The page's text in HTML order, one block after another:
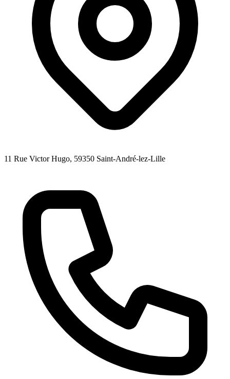
11 Rue Victor Hugo, 59350 Saint-André-lez-Lille